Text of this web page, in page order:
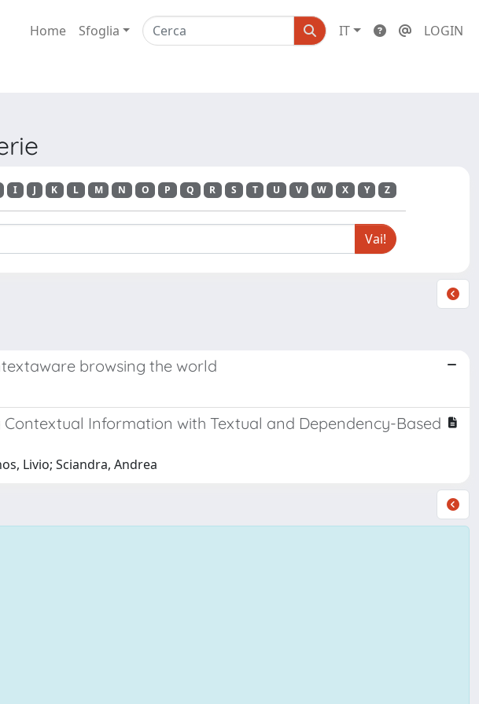
Home Sfoglia IT LOGIN
I J K L M N O P Q R S T U V W X Y Z
browsing the world
Contextual Information with Textual and Dependency-Based
Livio; Sciandra, Andrea